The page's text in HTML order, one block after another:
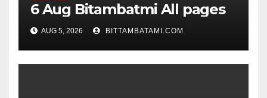
6 Aug Bitambatmi All pages
AUG 5, 2026 BITTAMBATAMI.COM